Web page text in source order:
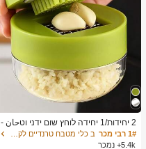
2 יחידות/1 יחידה לוחץ שום ידני וטحان -
כלי מטבח רב-תכליתי, ניתן להשתמש לקי
צוץ, פריסה וטחינה, מתאים לבית, מסעד
1# רבי מכר
5.4k+ נמכר